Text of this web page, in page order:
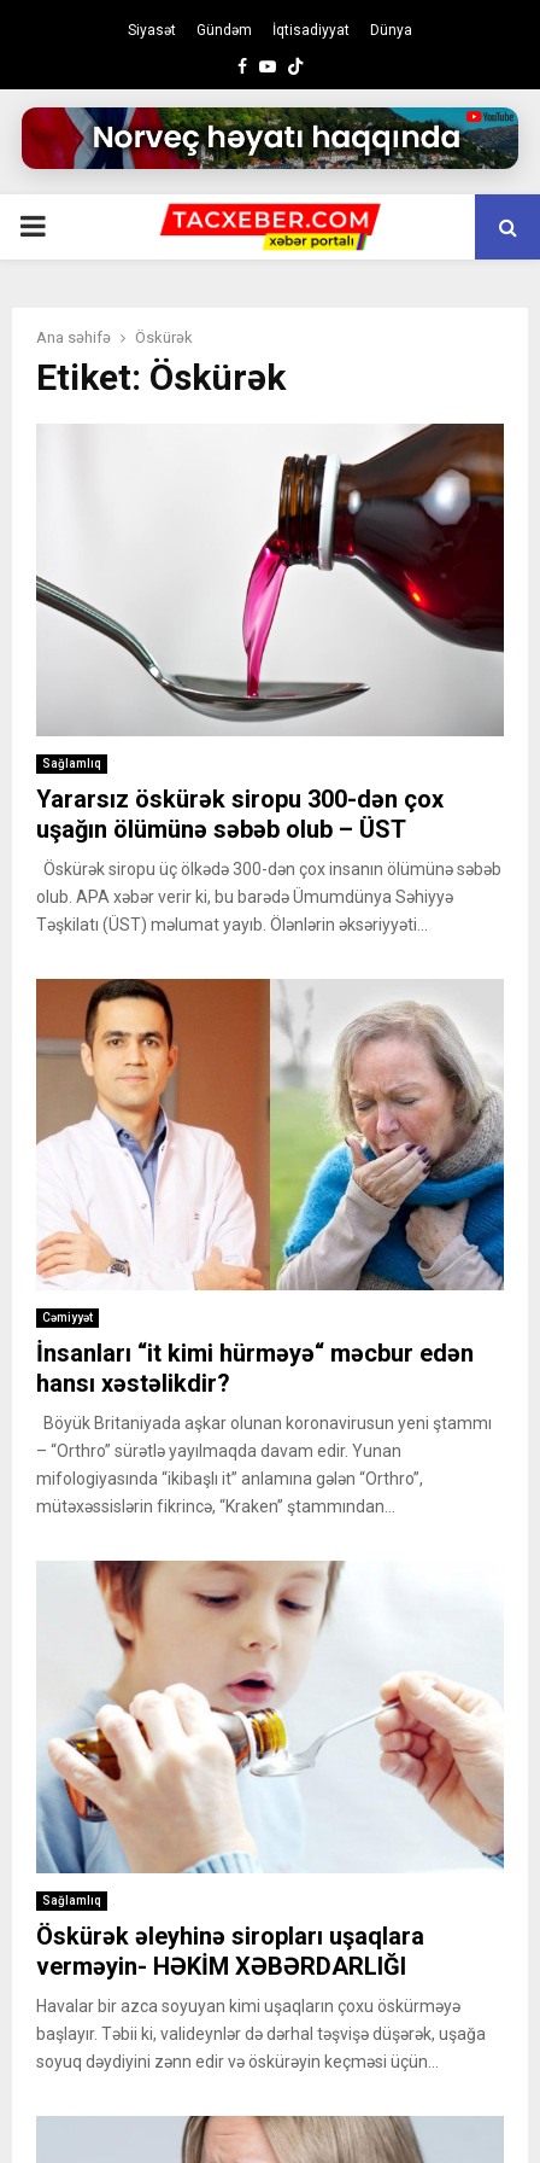
Siyasət Gündəm İqtisadiyyat Dünya
Facebook
Youtube
PRIMARY
Ana səhifə Öskürək
Etiket: Öskürək
Sağlamlıq
Yararsız öskürək siropu 300-dən çox
uşağın ölümünə səbəb olub – ÜST
Öskürək siropu üç ölkədə 300-dən çox insanın ölümünə səbəb
olub. APA xəbər verir ki, bu barədə Ümumdünya Səhiyyə
Təşkilatı (ÜST) məlumat yayıb. Ölənlərin əksəriyyəti...
Cəmiyyət
İnsanları “it kimi hürməyə“ məcbur edən
hansı xəstəlikdir?
Böyük Britaniyada aşkar olunan koronavirusun yeni ştammı
– “Orthro” sürətlə yayılmaqda davam edir. Yunan
mifologiyasında “ikibaşlı it” anlamına gələn “Orthro”,
mütəxəssislərin fikrincə, “Kraken” ştammından...
Sağlamlıq
Öskürək əleyhinə siropları uşaqlara
verməyin- HƏKİM XƏBƏRDARLIĞI
Havalar bir azca soyuyan kimi uşaqların çoxu öskürməyə
başlayır. Təbii ki, valideynlər də dərhal təşvişə düşərək, uşağa
soyuq dəydiyini zənn edir və öskürəyin keçməsi üçün...